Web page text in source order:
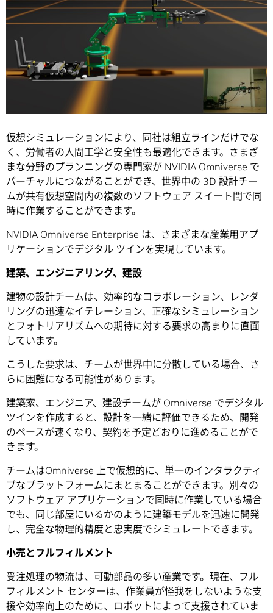
仮想シミュレーションにより、同社は組立ラインだけでな
く、労働者の人間工学と安全性も最適化できます。さまざ
まな分野のプランニングの専門家が NVIDIA Omniverse で
バーチャルにつながることができ、世界中の 3D 設計チー
ムが共有仮想空間内の複数のソフトウェア スイート間で同
時に作業することができます。
NVIDIA Omniverse Enterprise は、さまざまな産業用アプ
リケーションでデジタル ツインを実現しています。
建築、エンジニアリング、建設
建物の設計チームは、効率的なコラボレーション、レンダ
リングの迅速なイテレーション、正確なシミュレーション
とフォトリアリズムへの期待に対する要求の高まりに直面
しています。
こうした要求は、チームが世界中に分散している場合、さ
らに困難になる可能性があります。
建築家、エンジニア、建設チームが Omniverse でデジタル
ツインを作成すると、設計を一緒に評価できるため、開発
のペースが速くなり、契約を予定どおりに進めることがで
きます。
チームはOmniverse 上で仮想的に、単一のインタラクティ
ブなプラットフォームにまとまることができます。別々の
ソフトウェア アプリケーションで同時に作業している場合
でも、同じ部屋にいるかのように建築モデルを迅速に開発
し、完全な物理的精度と忠実度でシミュレートできます。
小売とフルフィルメント
受注処理の物流は、可動部品の多い産業です。現在、フル
フィルメント センターは、作業員が怪我をしないような支
援や効率向上のために、ロボットによって支援されていま